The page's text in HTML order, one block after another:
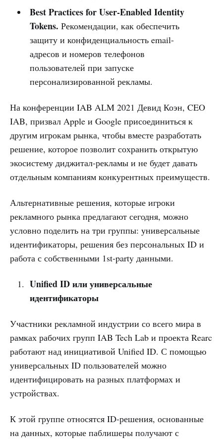
Best Practices for User-Enabled Identity
Tokens. Рекомендации, как обеспечить
защиту и конфиденциальность email-
адресов и номеров телефонов
пользователей при запуске
персонализированной рекламы.
На конференции IAB ALM 2021 Девид Коэн, CEO
IAB, призвал Apple и Google присоединиться к
другим игрокам рынка, чтобы вместе разработать
решение, которое позволит сохранить открытую
экосистему диджитал-рекламы и не будет давать
отдельным компаниям конкурентных преимуществ.
Альтернативные решения, которые игроки
рекламного рынка предлагают сегодня, можно
условно поделить на три группы: универсальные
идентификаторы, решения без персональных ID и
работа с собственными 1st-party данными.
Unified ID или универсальные
идентификаторы
Участники рекламной индустрии со всего мира в
рамках рабочих групп IAB Tech Lab и проекта Rearc
работают над инициативой Unified ID. С помощью
универсальных ID пользователей можно
идентифицировать на разных платформах и
устройствах.
К этой группе относятся ID-решения, основанные
на данных, которые паблишеры получают с